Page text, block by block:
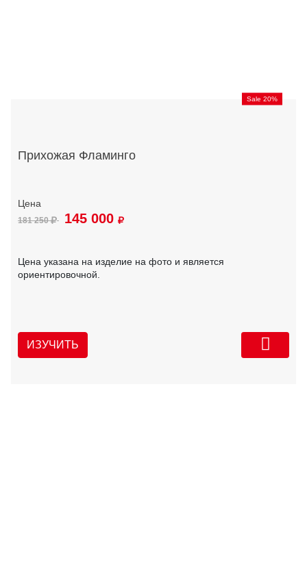
Sale 20%
Прихожая Фламинго
181 250 145 000
Цена указана на изделие на фото и является
ориентировочной.
ИЗУЧИТЬ